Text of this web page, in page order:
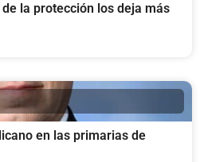
la protección los deja más
en las primarias de